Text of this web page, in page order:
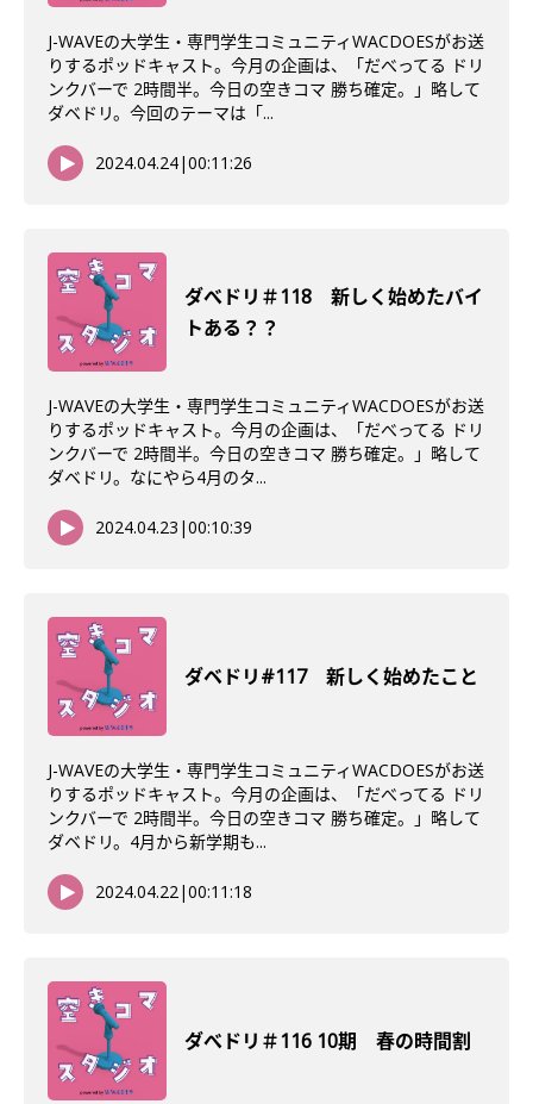
J-WAVEの大学生・専門学生コミュニティWACDOESがお送
りするポッドキャスト。今月の企画は、「だべってる ドリ
ンクバーで 2時間半。今日の空きコマ 勝ち確定。」略して
ダベドリ。今回のテーマは「...
2024.04.24|00:11:26
ダべドリ＃118 新しく始めたバイ
トある？？
J-WAVEの大学生・専門学生コミュニティWACDOESがお送
りするポッドキャスト。今月の企画は、「だべってる ドリ
ンクバーで 2時間半。今日の空きコマ 勝ち確定。」略して
ダベドリ。なにやら4月のタ...
2024.04.23 |00:10:39
ダベドリ#117 新しく始めたこと
J-WAVEの大学生・専門学生コミュニティWACDOESがお送
りするポッドキャスト。今月の企画は、「だべってる ドリ
ンクバーで 2時間半。今日の空きコマ 勝ち確定。」略して
ダベドリ。4月から新学期も...
2024.04.22|00:11:18
ダべドリ＃116 10期 春の時間割